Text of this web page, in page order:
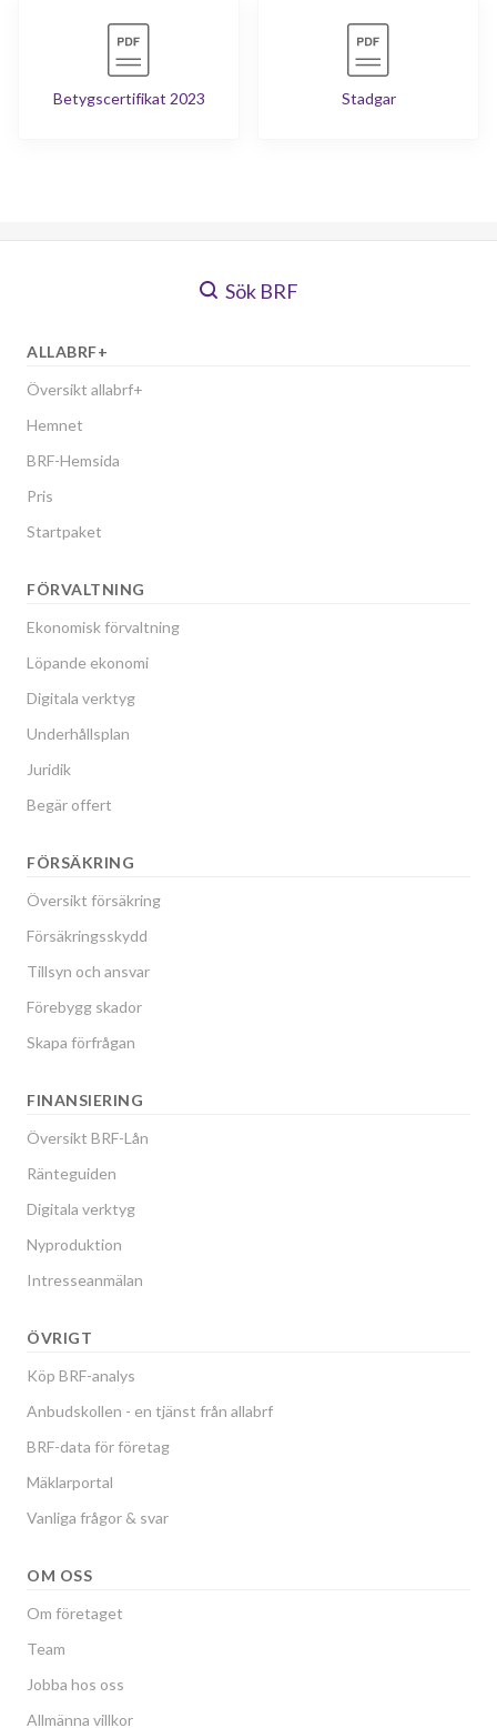
Betygscertifikat 2023 Stadgar
Sök BRF
ALLABRF+
Översikt allabrf+
Hemnet
BRF-Hemsida
Pris
Startpaket
FÖRVALTNING
Ekonomisk förvaltning
Löpande ekonomi
Digitala verktyg
Underhållsplan
Juridik
Begär offert
FÖRSÄKRING
Översikt försäkring
Försäkringsskydd
Tillsyn och ansvar
Förebygg skador
Skapa förfrågan
FINANSIERING
Översikt BRF-Lån
Ränteguiden
Digitala verktyg
Nyproduktion
Intresseanmälan
ÖVRIGT
Köp BRF-analys
Anbudskollen - en tjänst från allabrf
BRF-data för företag
Mäklarportal
Vanliga frågor & svar
OM OSS
Om företaget
Team
Jobba hos oss
Allmänna villkor